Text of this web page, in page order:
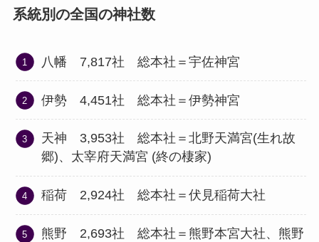
系統別の全国の神社数
八幡 7,817社 総本社＝宇佐神宮
伊勢 4,451社 総本社＝伊勢神宮
天神 3,953社 総本社＝北野天満宮(生れ故
郷)、太宰府天満宮 (終の棲家)
稲荷 2,924社 総本社＝伏見稲荷大社
熊野 2,693社 総本社＝熊野本宮大社、熊野